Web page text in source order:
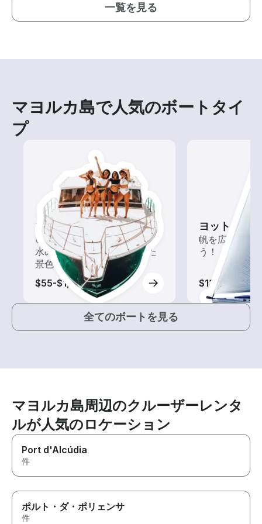
一覧を見る
マヨルカ島で人気のボートタイ
プ
ツアー
いろんな再発見があるかも!?
水の上から眺める一味違った
景色を楽しもう！
$55-$1,995
ヨット
帆を広げて風
う！
$130-$1,505
全てのボートを見る
マヨルカ島周辺のクルーザーレンタ
ルが人気のロケーション
Port d'Alcúdia
件
ポルト・ダ・ポリェンサ
件